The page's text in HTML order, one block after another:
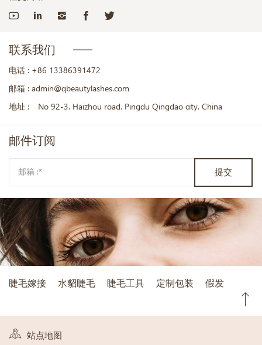
联系我们
电话 : +86 13386391472
邮箱 : admin@qbeautylashes.com
地址 :
No 92-3. Haizhou road. Pingdu Qingdao city. China
邮件订阅
提交
睫毛嫁接 水貂睫毛 睫毛工具 定制包装 假发
站点地图